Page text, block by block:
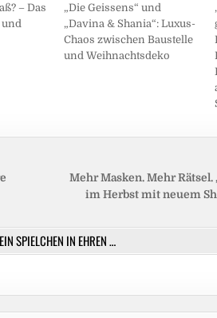
– Das
und
„Die Geissens“ und
„Davina & Shania“: Luxus-
Chaos zwischen Baustelle
und Weihnachtsdeko
Mehr Masken. Mehr
im Herbst mit neuem
EIN SPIELCHEN IN EHREN …